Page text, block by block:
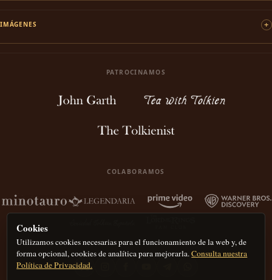
IMÁGENES
PATROCINAMOS
COLABORAMOS
Cookies
Utilizamos cookies necesarias para el funcionamiento de la web y, de
forma opcional, cookies de analítica para mejorarla.Consulta nuestra
Política de Privacidad.